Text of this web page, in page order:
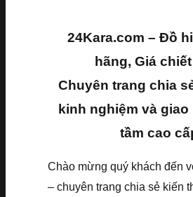
24Kara.com – Đồ
hãng, Giá
Chuyên trang chia
kinh nghiệm và
tầm cao
Chào mừng quý khách đến
– chuyên trang chia sẻ kiến